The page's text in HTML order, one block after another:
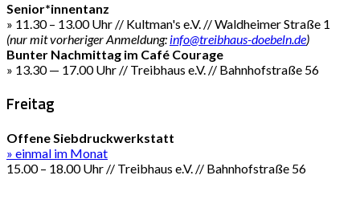
Senior*innentanz
» 11.30 – 13.00 Uhr // Kultman's e.V. // Waldheimer Straße 1
(nur mit vorheriger Anmeldung: info@treibhaus-doebeln.de)
Bunter Nachmittag im Café Courage
» 13.30 — 17.00 Uhr // Treibhaus e.V. // Bahnhofstraße 56
Freitag
Offene Siebdruckwerkstatt
» einmal im Monat
15.00 – 18.00 Uhr // Treibhaus e.V. // Bahnhofstraße 56